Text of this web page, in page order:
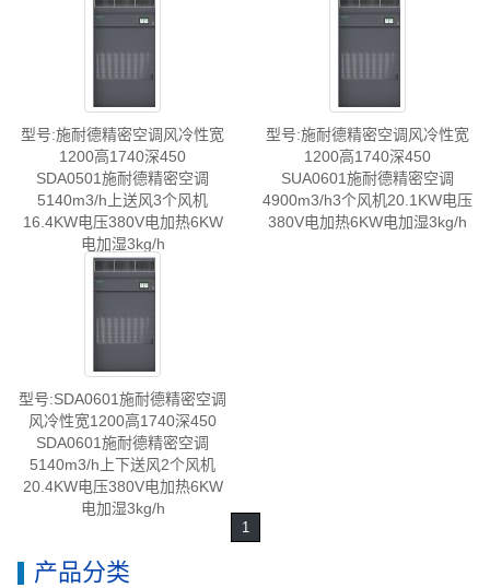
型号:施耐德精密空调风冷性宽
1200高1740深450
SDA0501施耐德精密空调
5140m3/h上送风3个风机
16.4KW电压380V电加热6KW
电加湿3kg/h
型号:施耐德精密空调风冷性宽
1200高1740深450
SUA0601施耐德精密空调
4900m3/h3个风机20.1KW电压
380V电加热6KW电加湿3kg/h
型号:SDA0601施耐德精密空调
风冷性宽1200高1740深450
SDA0601施耐德精密空调
5140m3/h上下送风2个风机
20.4KW电压380V电加热6KW
电加湿3kg/h
1
产品分类